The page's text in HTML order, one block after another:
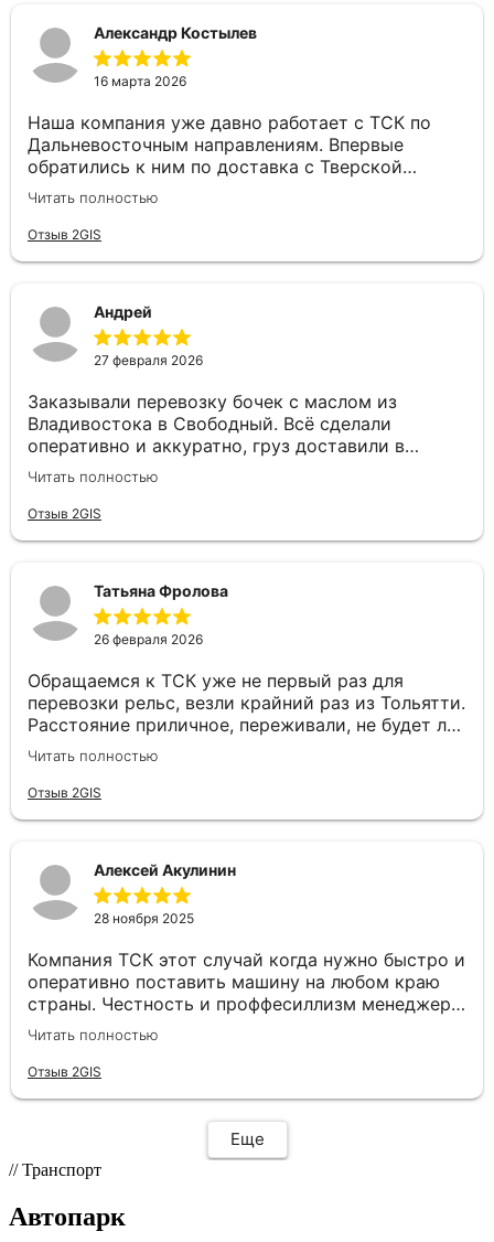
Александр Костылев
16 марта 2026
Наша компания уже давно работает с ТСК по
Дальневосточным направлениям. Впервые
обратились к ним по доставка с Тверской
области до Севастополя, ребята не растерялись.
Все быстро рассчитали, подобрали машину и
доставили оперативно груз. Спасибо большое!
Читать полностью
Отзыв 2GIS
Андрей
27 февраля 2026
Заказывали перевозку бочек с маслом из
Владивостока в Свободный. Всё сделали
оперативно и аккуратно, груз доставили в
целости и в срок. Особую благодарность хочу
выразить менеджеру Валерии — очень приятный
и грамотный специалист. Быстро оформила
удовольствие! Спасибо за качественную работу
и человеческое отношение!
Читать полностью
Отзыв 2GIS
Татьяна Фролова
26 февраля 2026
Обращаемся к ТСК уже не первый раз для
перевозки рельс, везли крайний раз из Тольятти.
Расстояние приличное, переживали, не будет ли
задержек. Но ТСК сработали четко: отслеживали
маршрут, водитель был на связи, груз доставили
в целости и даже раньше срока. Сотрудники
надежные партнеры😊
Читать полностью
Отзыв 2GIS
Алексей Акулинин
28 ноября 2025
Компания ТСК этот случай когда нужно быстро и
оперативно поставить машину на любом краю
страны. Честность и проффесиллизм менеджера
Евгения располагает к плодотворному
сотрудничеству. Рекомендую данную компанию
как надёжного партнера по перевозкам
Читать полностью
Отзыв 2GIS
Еще
// Транспорт
Автопарк